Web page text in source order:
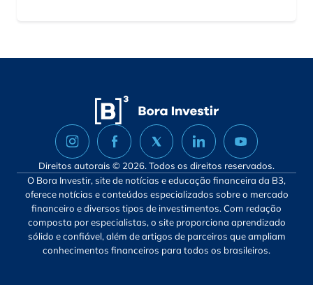
Direitos autorais © 2026. Todos os direitos reservados.
O Bora Investir, site de notícias e educação financeira da B3,
oferece notícias e conteúdos especializados sobre o mercado
financeiro e diversos tipos de investimentos. Com redação
composta por especialistas, o site proporciona aprendizado
sólido e confiável, além de artigos de parceiros que ampliam
conhecimentos financeiros para todos os brasileiros.